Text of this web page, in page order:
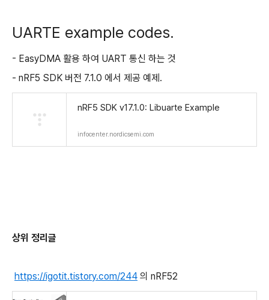
UARTE example codes.
- EasyDMA 활용 하여 UART 통신 하는 것
- nRF5 SDK 버전 7.1.0 에서 제공 예제.
nRF5 SDK v17.1.0: Libuarte Example
infocenter.nordicsemi.com
상위 정리글
https://igotit.tistory.com/244 의 nRF52